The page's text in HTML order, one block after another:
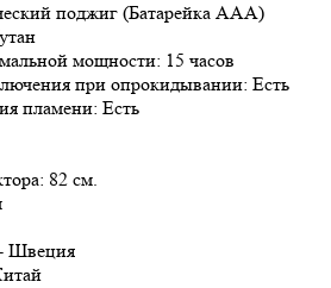
поджиг (Батарейка ААА)
мощности: 15 часов
при опрокидывании: Есть
пламени: Есть
82 см.
Швеция